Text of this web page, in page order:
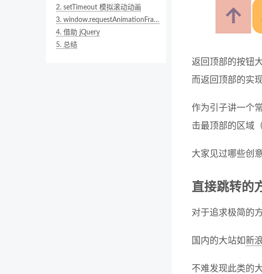
2. setTimeout 模拟滚动动画
3. window.requestAnimationFrame
4. 借助 jQuery
5. 总结
返回顶部的按钮
而返回顶部的实
作为引子讲一个
击最顶部的区域
大家见过哪些创
直接跳转的
对于追求极简的
国内的大站如新
不难发现此类的